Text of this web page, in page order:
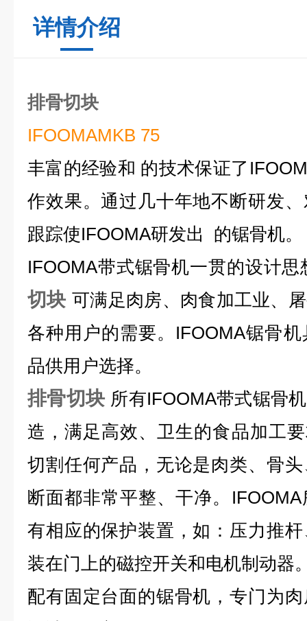
详情介绍
排骨切块
IFOOMAMKB 75
丰富的经验和 的技术保证了
作效果。通过几十年地不断研发
跟踪使IFOOMA研发出 的锯骨机。
IFOOMA带式锯骨机一贯的设计
切块 可满足肉房、肉食加工业、
各种用户的需要。IFOOMA锯骨
品供用户选择。
排骨切块 所有IFOOMA带式锯骨
造，满足高效、卫生的食品加工
切割任何产品，无论是肉类、骨
断面都非常平整、干净。
有相应的保护装置，如：压力推
装在门上的磁控开关和电机制动器
配有固定台面的锯骨机，专门为